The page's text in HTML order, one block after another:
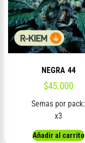
NEGRA 44
$45.000
Semas por pack:
x3
Añadir al carrito